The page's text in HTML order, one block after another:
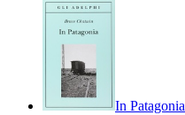
In Patagonia